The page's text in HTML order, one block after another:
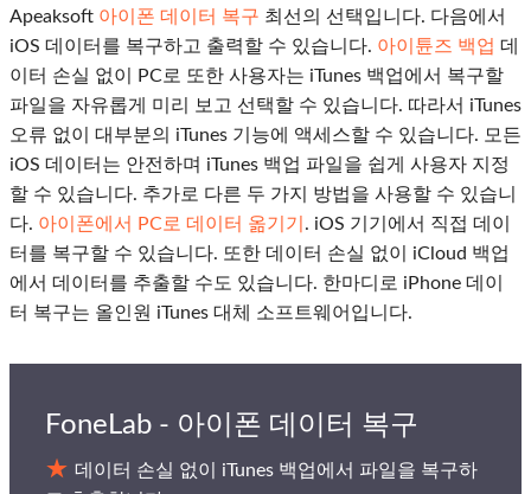
Apeaksoft 아이폰 데이터 복구 최선의 선택입니다. 다음에서
iOS 데이터를 복구하고 출력할 수 있습니다. 아이튠즈 백업 데
이터 손실 없이 PC로 또한 사용자는 iTunes 백업에서 복구할
파일을 자유롭게 미리 보고 선택할 수 있습니다. 따라서 iTunes
오류 없이 대부분의 iTunes 기능에 액세스할 수 있습니다. 모든
iOS 데이터는 안전하며 iTunes 백업 파일을 쉽게 사용자 지정
할 수 있습니다. 추가로 다른 두 가지 방법을 사용할 수 있습니
다. 아이폰에서 PC로 데이터 옮기기 . iOS 기기에서 직접 데이
터를 복구할 수 있습니다. 또한 데이터 손실 없이 iCloud 백업
에서 데이터를 추출할 수도 있습니다. 한마디로 iPhone 데이
터 복구는 올인원 iTunes 대체 소프트웨어입니다.
FoneLab - 아이폰 데이터 복구
데이터 손실 없이 iTunes 백업에서 파일을 복구하